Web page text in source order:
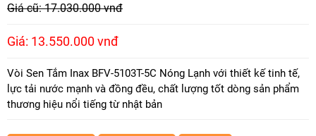
Giá cũ: 17.030.000 vnđ
Giá: 13.550.000 vnđ
Vòi Sen Tắm Inax BFV-5103T-5C Nóng Lạnh với thiết kế tinh tế,
lực tải nước mạnh và đồng đều, chất lượng tốt dòng sản phẩm
thương hiệu nổi tiếng từ nhật bản